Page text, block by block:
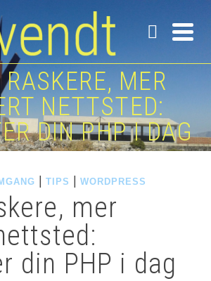
MER
NETTSTED:
DIN PHP I DAG
TIPS WORDPRESS
mer
din PHP i dag